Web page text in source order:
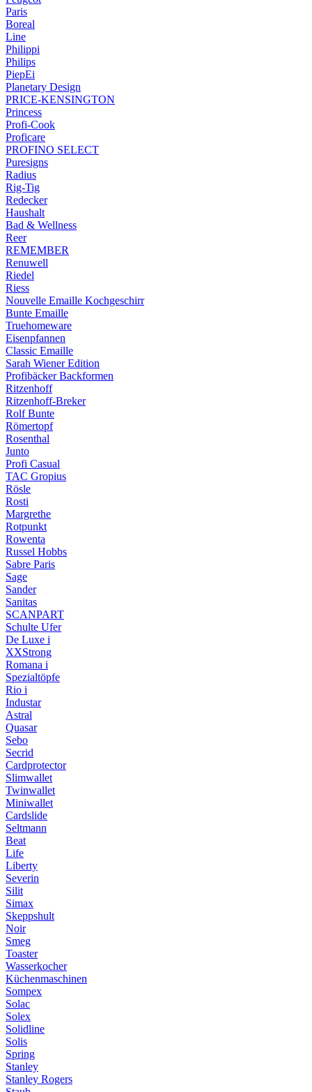
Paris
Boreal
Line
Philippi
Philips
PiepEi
Planetary Design
PRICE-KENSINGTON
Princess
Profi-Cook
Proficare
PROFINO SELECT
Puresigns
Radius
Rig-Tig
Redecker
Haushalt
Bad & Wellness
Reer
REMEMBER
Renuwell
Riedel
Riess
Nouvelle Emaille Kochgeschirr
Bunte Emaille
Truehomeware
Eisenpfannen
Classic Emaille
Sarah Wiener Edition
Profibäcker Backformen
Ritzenhoff
Ritzenhoff-Breker
Rolf Bunte
Römertopf
Rosenthal
Junto
Profi Casual
TAC Gropius
Rösle
Rosti
Margrethe
Rotpunkt
Rowenta
Russel Hobbs
Sabre Paris
Sage
Sander
Sanitas
SCANPART
Schulte Ufer
De Luxe i
XXStrong
Romana i
Spezialtöpfe
Rio i
Industar
Astral
Quasar
Sebo
Secrid
Cardprotector
Slimwallet
Twinwallet
Miniwallet
Cardslide
Seltmann
Beat
Life
Liberty
Severin
Silit
Simax
Skeppshult
Noir
Smeg
Toaster
Wasserkocher
Küchenmaschinen
Sompex
Solac
Solex
Solidline
Solis
Spring
Stanley
Stanley Rogers